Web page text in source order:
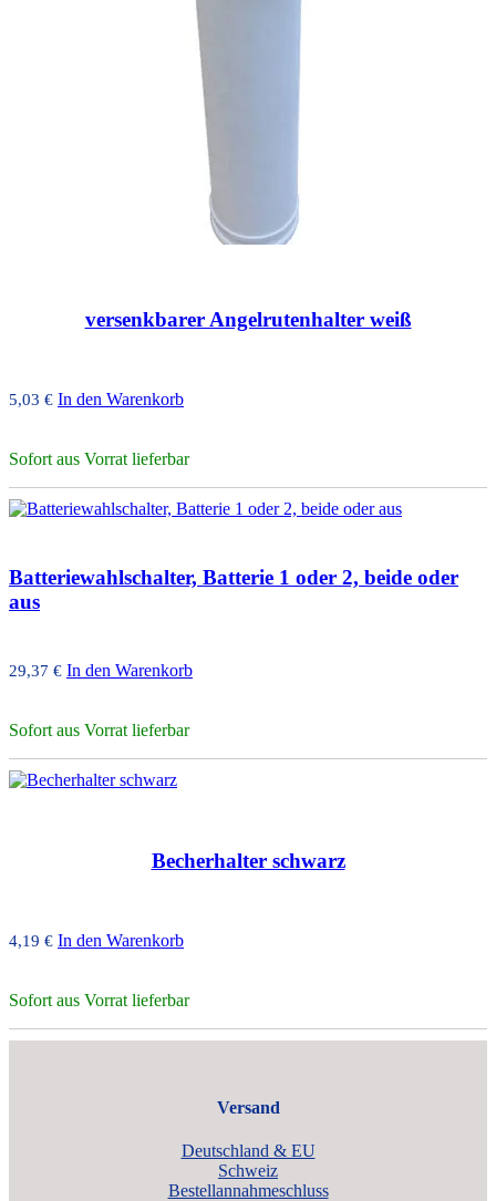
versenkbarer Angelrutenhalter weiß
5,03 € In den Warenkorb
Sofort aus Vorrat lieferbar
Batteriewahlschalter, Batterie 1 oder 2, beide oder
aus
29,37 € In den Warenkorb
Sofort aus Vorrat lieferbar
Becherhalter schwarz
4,19 € In den Warenkorb
Sofort aus Vorrat lieferbar
Versand
Deutschland & EU
Schweiz
Bestellannahmeschluss